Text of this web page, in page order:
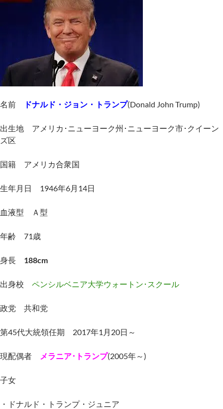
名前 ドナルド・ジョン・トランプ(Donald John Trump)
出生地 アメリカ･ニューヨーク州･ニューヨーク市･クイーン
ズ区
国籍 アメリカ合衆国
生年月日 1946年6月14日
血液型 Ａ型
年齢 71歳
身長 188cm
出身校 ペンシルベニア大学ウォートン･スクール
政党 共和党
第45代大統領任期 2017年1月20日～
現配偶者 メラニア･トランプ(2005年～)
子女
・ドナルド・トランプ・ジュニア